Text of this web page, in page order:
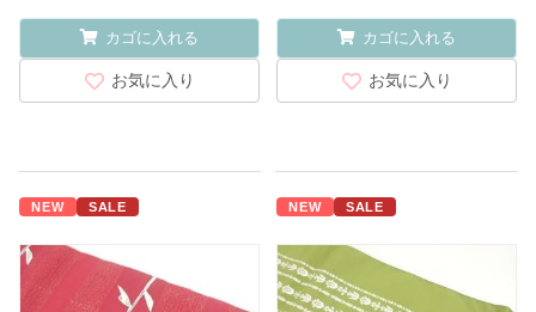
カゴに入れる
お気に入り
カゴに入れる
お気に入り
NEW SALE NEW SALE